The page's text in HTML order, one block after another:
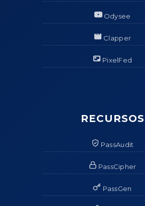
Odysee
Clapper
PixelFed
RECURSOS
PassAudit
PassCipher
PassGen